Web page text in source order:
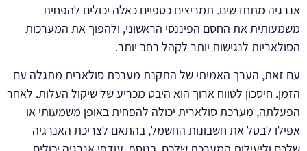
אנרגיה מתחדשים. תמריצים כספיים כאלה יכולים להפחית
משמעותית את החסם הפיננסי הראשוני, ולהפוך את המערכות
הסולאריות לנגישות יותר לקהל רחב יותר.
עם זאת, הערך האמיתי של התקנת מערכת סולארית מתגלה עם
הזמן. חיסכון לטווח ארוך הוא היבט מכריע של שיקול העלות. לאחר
הפעלתה, מערכת סולארית יכולה להפחית באופן משמעותי או
אפילו לבטל את חשבונות החשמל, בהתאם לצריכת האנרגיה